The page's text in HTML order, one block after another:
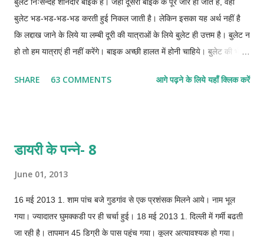
बुलेट भड-भड-भड-भड करती हुई निकल जाती है। लेकिन इसका यह अर्थ नहीं है
कि लद्दाख जाने के लिये या लम्बी दूरी की यात्राओं के लिये बुलेट ही उत्तम है। बुलेट न
हो तो हम यात्राएं ही नहीं करेंगे। बाइक अच्छी हालत में होनी चाहिये। बुलेट की भी
पास सिर पकडकर बैठने के अलावा कोई और चारा नहीं रहेगा। अच्छी हालत वाली
चाहिये। सबसे पहले बात करते हैं टायर की। टायर बाइक का वो हिस्सा है जिस पर
SHARE 63 COMMENTS आगे पढ़ने के लिये यहाँ क्लिक करें
डायरी के पन्ने- 8
June 01, 2013
16 मई 2013 1. शाम पांच बजे गुडगांव से एक प्रशंसक मिलने आये। नाम भूल
गया। ज्यादातर घुमक्कडी पर ही चर्चा हुई। 18 मई 2013 1. दिल्ली में गर्मी बढती
जा रही है। तापमान 45 डिग्री के पास पहुंच गया। कूलर अत्यावश्यक हो गया।